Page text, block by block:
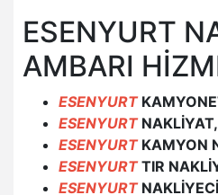
ESENYURT
AMBARI
ESENYURT
ESENYURT NAKLİYAT,
ESENYURT KAMYON
ESENYURT TIR
ESENYURT